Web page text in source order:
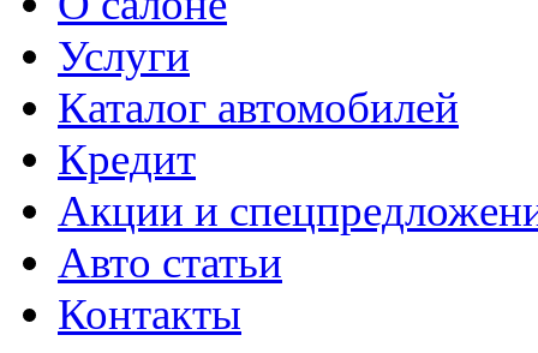
Услуги
Каталог автомобилей
Кредит
Акции и
Авто статьи
Контакты